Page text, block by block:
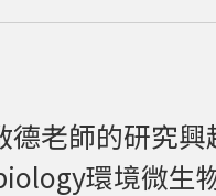
老師的研究
環境微